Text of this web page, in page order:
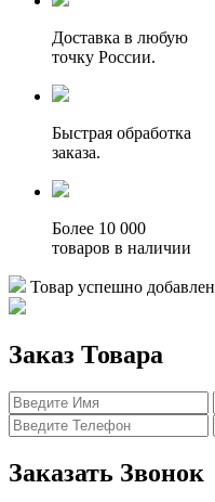
Доставка в любую
точку России.
Быстрая обработка
заказа.
Более 10 000
товаров в наличии
Товар успешно добавлен
Заказ Товара
Заказать Звонок